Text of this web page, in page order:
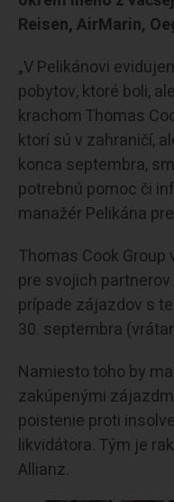
Reisen, AirMarin,
„V Pelikánovi
pobytov, ktoré boli,
krachom Thomas
ktorí sú v zahraničí,
konca septembra,
potrebnú pomoc či
manažér Pelikána
Thomas Cook
pre svojich
prípade zájazdov s
30. septembra
Namiesto toho by
zakúpenými
poistenie proti
likvidátora. Tým je
Allianz.